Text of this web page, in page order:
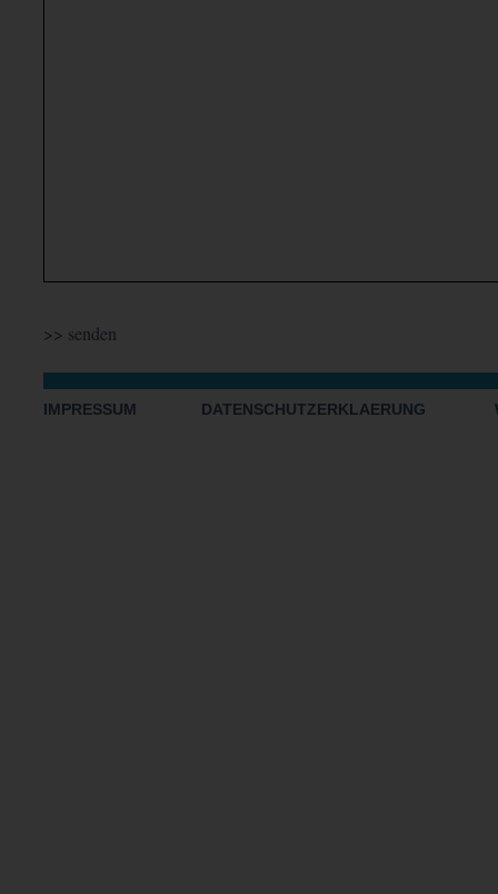
IMPRESSUM DATENSCHUTZERKLAERUNG